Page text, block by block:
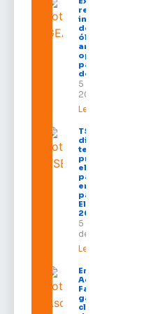
reúne grandes
investidores
do setor de
óleo e gás e
amplia
oportunidades
para empresas
do Amapá
5 de agosto de
2026
Leia mais »
TSE define
divisão do
tempo de
propaganda
eleitoral e
participação
em debates
para as
Eleições
2026
5 de agosto
de 2026
Leia mais »
Emenda de
Acácio
Favacho
garante
climatização